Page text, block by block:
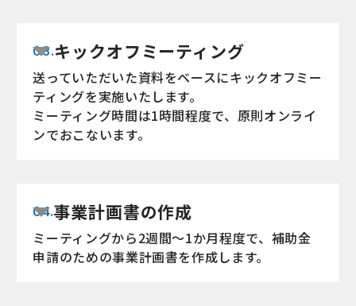
03.キックオフミーティング
送っていただいた資料をベースにキックオフミー
ティングを実施いたします。
ミーティング時間は1時間程度で、原則オンライ
ンでおこないます。
04.事業計画書の作成
ミーティングから2週間〜1か月程度で、補助金
申請のための事業計画書を作成します。